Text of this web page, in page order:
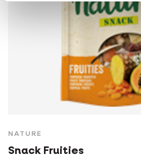
NATURE
Snack Fruities